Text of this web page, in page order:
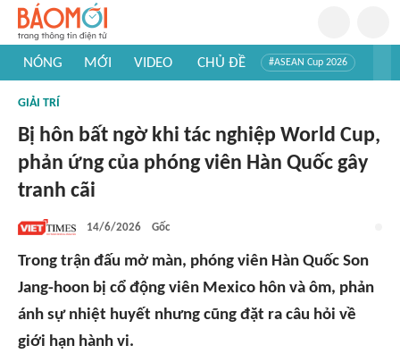
NÓNG MỚI VIDEO CHỦ ĐỀ #ASEAN Cup 2026
#Khám phá thế giới
GIẢI TRÍ
Bị hôn bất ngờ khi tác nghiệp World Cup,
phản ứng của phóng viên Hàn Quốc gây
tranh cãi
14/6/2026 Gốc
Trong trận đấu mở màn, phóng viên Hàn Quốc Son
Jang-hoon bị cổ động viên Mexico hôn và ôm, phản
ánh sự nhiệt huyết nhưng cũng đặt ra câu hỏi về
giới hạn hành vi.